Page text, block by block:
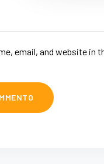
email, and website in